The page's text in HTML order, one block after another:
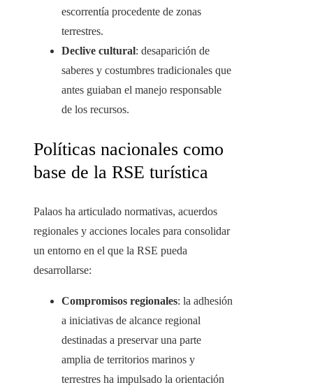
escorrentía procedente de zonas
terrestres.
Declive cultural: desaparición de
saberes y costumbres tradicionales que
antes guiaban el manejo responsable
de los recursos.
Políticas nacionales como
base de la RSE turística
Palaos ha articulado normativas, acuerdos
regionales y acciones locales para consolidar
un entorno en el que la RSE pueda
desarrollarse:
Compromisos regionales: la adhesión
a iniciativas de alcance regional
destinadas a preservar una parte
amplia de territorios marinos y
terrestres ha impulsado la orientación